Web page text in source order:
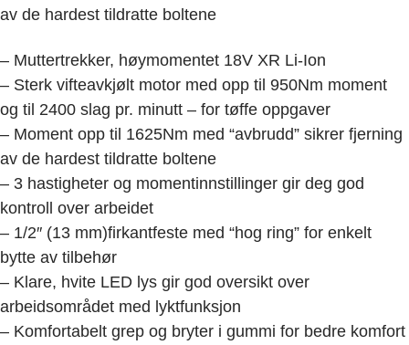
av de hardest tildratte boltene
– Muttertrekker, høymomentet 18V XR Li-Ion
– Sterk vifteavkjølt motor med opp til 950Nm moment
og til 2400 slag pr. minutt – for tøffe oppgaver
– Moment opp til 1625Nm med “avbrudd” sikrer fjerning
av de hardest tildratte boltene
– 3 hastigheter og momentinnstillinger gir deg god
kontroll over arbeidet
– 1/2″ (13 mm)firkantfeste med “hog ring” for enkelt
bytte av tilbehør
– Klare, hvite LED lys gir god oversikt over
arbeidsområdet med lyktfunksjon
– Komfortabelt grep og bryter i gummi for bedre komfort